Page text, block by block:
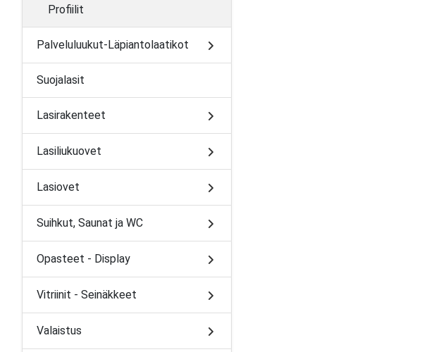
Profiilit
Palveluluukut-Läpiantolaatikot
Suojalasit
Lasirakenteet
Lasiliukuovet
Lasiovet
Suihkut, Saunat ja WC
Opasteet - Display
Vitriinit - Seinäkkeet
Valaistus